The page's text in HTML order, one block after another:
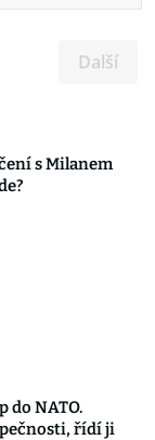
Další
s Milanem
do NATO.
řídí ji